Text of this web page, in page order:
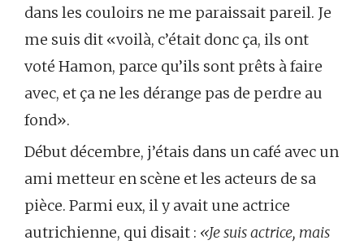
dans les couloirs ne me paraissait pareil. Je
me suis dit «voilà, c’était donc ça, ils ont
voté Hamon, parce qu’ils sont prêts à faire
avec, et ça ne les dérange pas de perdre au
fond».
Début décembre, j’étais dans un café avec un
ami metteur en scène et les acteurs de sa
pièce. Parmi eux, il y avait une actrice
autrichienne, qui disait : «Je suis actrice, mais